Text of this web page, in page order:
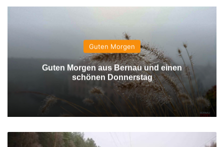
Guten Morgen
Guten Morgen aus Bernau und einen
schönen Donnerstag